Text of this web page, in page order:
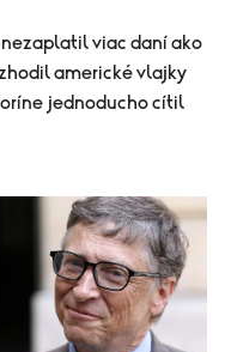
nezaplatil viac daní ako
americké vlajky
jednoducho cítil